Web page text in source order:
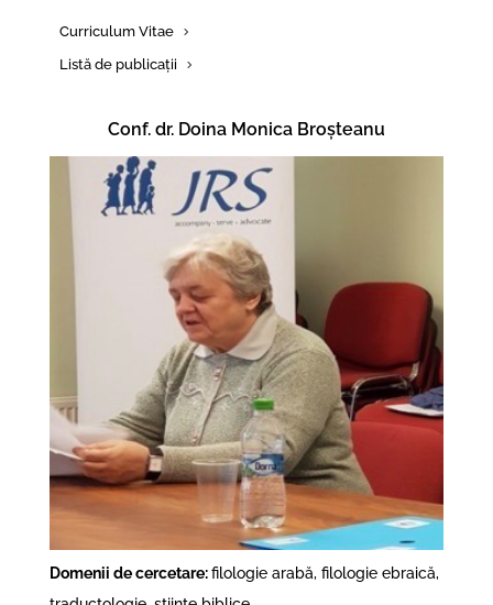
Curriculum Vitae
Listă de publicații
Conf. dr. Doina Monica Broșteanu
Domenii de cercetare:filologie arabă, filologie ebraică,